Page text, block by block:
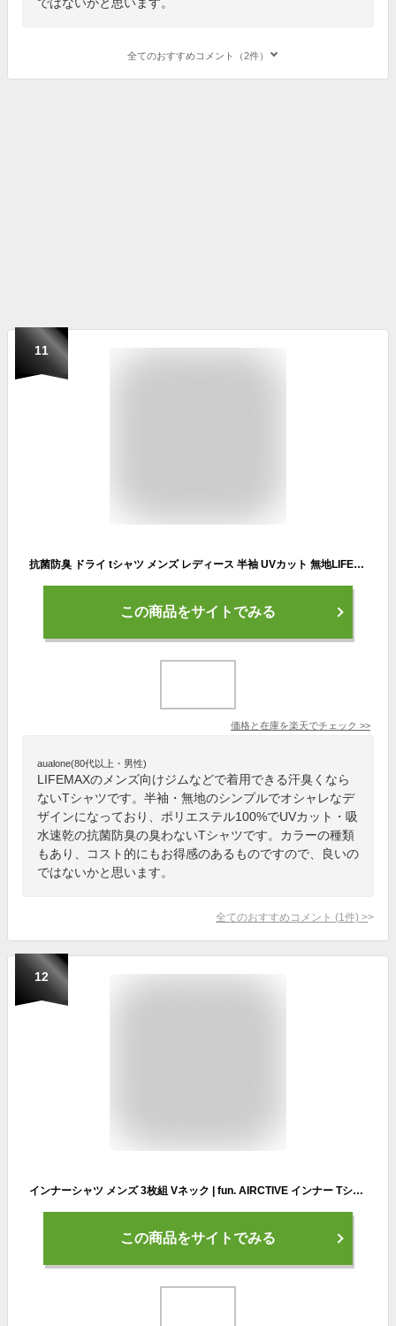
全てのおすすめコメント（2件）
11
抗菌防臭 ドライ tシャツ メンズ レディース 半袖 UVカット 無地LIFEMAX ライフマックス 吸水速乾 クルーネック 4.3オンスポリエステル 大きいサイズ カラー 運動会 イベント
この商品をサイトでみる
価格と在庫を楽天でチェック >>
aualone(80代以上・男性)
LIFEMAXのメンズ向けジムなどで着用できる汗臭くなら
ないTシャツです。半袖・無地のシンプルでオシャレなデ
ザインになっており、ポリエステル100%でUVカット・吸
水速乾の抗菌防臭の臭わないTシャツです。カラーの種類
もあり、コスト的にもお得感のあるものですので、良いの
ではないかと思います。
全てのおすすめコメント (1 件) >
12
インナーシャツ メンズ 3枚組 Vネック | fun. AIRCTIVE インナー Tシャツ シャツ 帝人製 速乾 下着 肌着 男性用 消臭 抗菌 ドライ 防臭 インナーウェア アンダーウェア 吸湿 通気性 伸縮性 ストレッチ 半袖 半袖Tシャツ ティーシャツ メンズ肌着 メンズ下着
この商品をサイトでみる